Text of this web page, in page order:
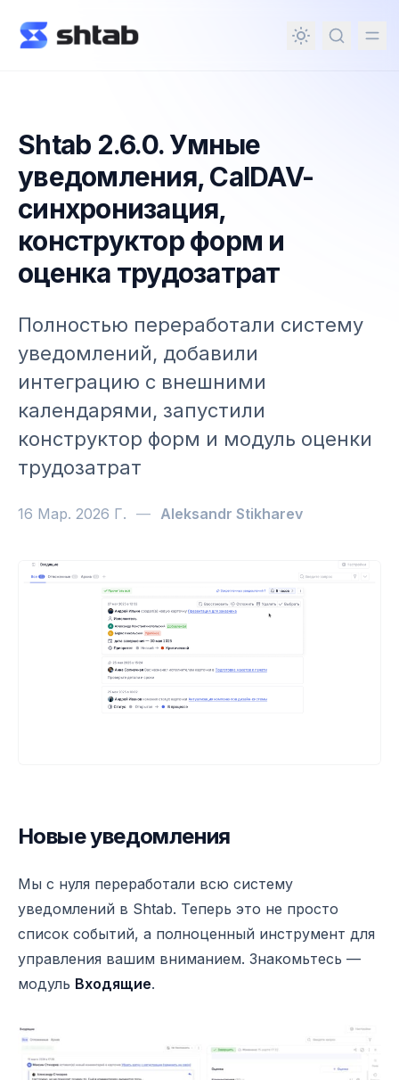
содержимому
Shtab 2.6.0. Умные
уведомления, CalDAV-
синхронизация,
конструктор форм и
оценка трудозатрат
Полностью переработали систему
уведомлений, добавили
интеграцию с внешними
календарями, запустили
конструктор форм и модуль оценки
трудозатрат
16 Мар. 2026 Г. — Aleksandr Stikharev
Shtab 2.6.0. Умные уведомления, CalDAV-
Новые уведомления
Мы с нуля переработали всю систему
уведомлений в Shtab. Теперь это не просто
список событий, а полноценный инструмент для
управления вашим вниманием. Знакомьтесь —
модуль Входящие.